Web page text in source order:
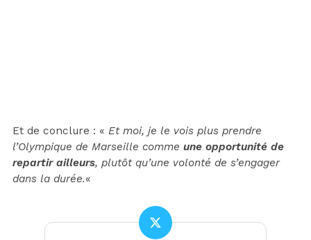
Et de conclure : « Et moi, je le vois plus prendre
l’Olympique de Marseille comme une opportunité de
repartir ailleurs, plutôt qu’une volonté de s’engager
dans la durée.«